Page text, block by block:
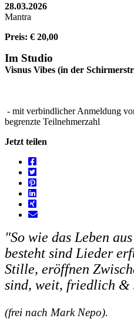
28.03.2026
Mantra
Preis: € 20,00
Im Studio
Visnus Vibes (in der
- mit verbindlicher Anmeldung
begrenzte Teilnehmerzahl
Jetzt teilen
"So wie das Leben
besteht sind Lieder
Stille, eröffnen
sind, weit, friedlich &
(frei nach Mark Nepo).